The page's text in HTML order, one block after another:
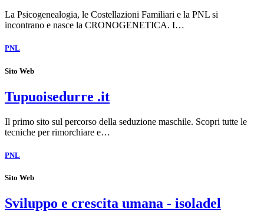
La Psicogenealogia, le Costellazioni Familiari e la PNL si
incontrano e nasce la CRONOGENETICA. I…
PNL
Sito Web
Tupuoisedurre .it
Il primo sito sul percorso della seduzione maschile. Scopri tutte le
tecniche per rimorchiare e…
PNL
Sito Web
Sviluppo e crescita umana - isoladel